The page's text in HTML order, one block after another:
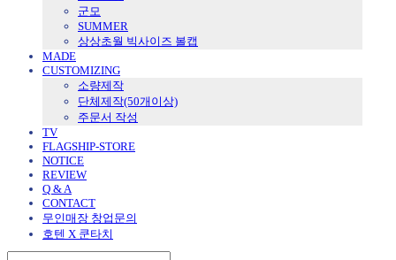
군모
SUMMER
상상초월 빅사이즈 볼캡
MADE
CUSTOMIZING
소량제작
단체제작(50개이상)
주문서 작성
TV
FLAGSHIP-STORE
NOTICE
REVIEW
Q & A
CONTACT
무인매장 창업문의
호텐 X 쿤타치